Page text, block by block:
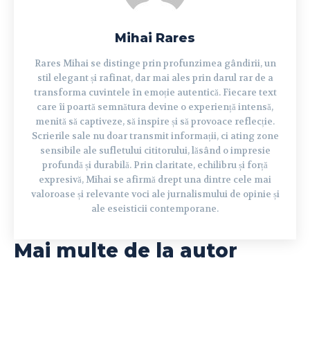
Mihai Rares
Rares Mihai se distinge prin profunzimea gândirii, un
stil elegant și rafinat, dar mai ales prin darul rar de a
transforma cuvintele în emoție autentică. Fiecare text
care îi poartă semnătura devine o experiență intensă,
menită să captiveze, să inspire și să provoace reflecție.
Scrierile sale nu doar transmit informații, ci ating zone
sensibile ale sufletului cititorului, lăsând o impresie
profundă și durabilă. Prin claritate, echilibru și forță
expresivă, Mihai se afirmă drept una dintre cele mai
valoroase și relevante voci ale jurnalismului de opinie și
ale eseisticii contemporane.
Mai multe de la autor